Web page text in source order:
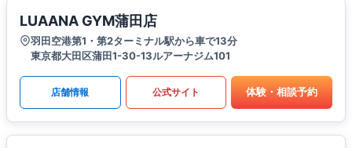
LUAANA GYM蒲田店
羽田空港第1・第2ターミナル駅から車で13分
東京都大田区蒲田1-30-13ルアーナジム101
店舗情報 公式サイト 体験・相談予約